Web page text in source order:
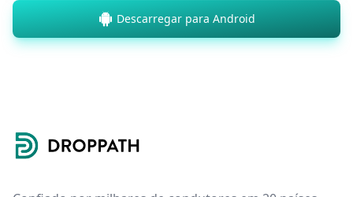
Descarregar para Android